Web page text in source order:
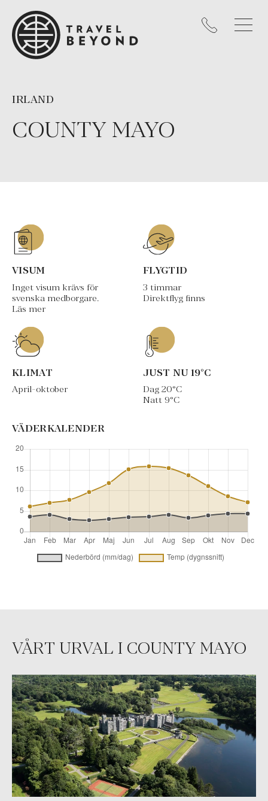
COUNTY MAYO
IRLAND
VISUM
Inget visum krävs för
svenska medborgare.
Läs mer
FLYGTID
3 timmar
Direktflyg finns
KLIMAT
April-oktober
JUST NU 19°C
Dag 20°C
Natt 9°C
VÄDERKALENDER
VÅRT URVAL I COUNTY MAYO